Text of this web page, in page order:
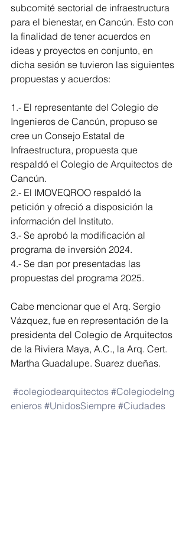
subcomité sectorial de infraestructura
para el bienestar, en Cancún. Esto con
la finalidad de tener acuerdos en
ideas y proyectos en conjunto, en
dicha sesión se tuvieron las siguientes
propuestas y acuerdos:
1.- El representante del Colegio de
Ingenieros de Cancún, propuso se
cree un Consejo Estatal de
Infraestructura, propuesta que
respaldó el Colegio de Arquitectos de
Cancún.
2.- El IMOVEQROO respaldó la
petición y ofreció a disposición la
información del Instituto.
3.- Se aprobó la modificación al
programa de inversión 2024.
4.- Se dan por presentadas las
propuestas del programa 2025.
Cabe mencionar que el Arq. Sergio
Vázquez, fue en representación de la
presidenta del Colegio de Arquitectos
de la Riviera Maya, A.C., la Arq. Cert.
Martha Guadalupe. Suarez dueñas.
#colegiodearquitectos #ColegiodeIng
enieros #UnidosSiempre #Ciudades